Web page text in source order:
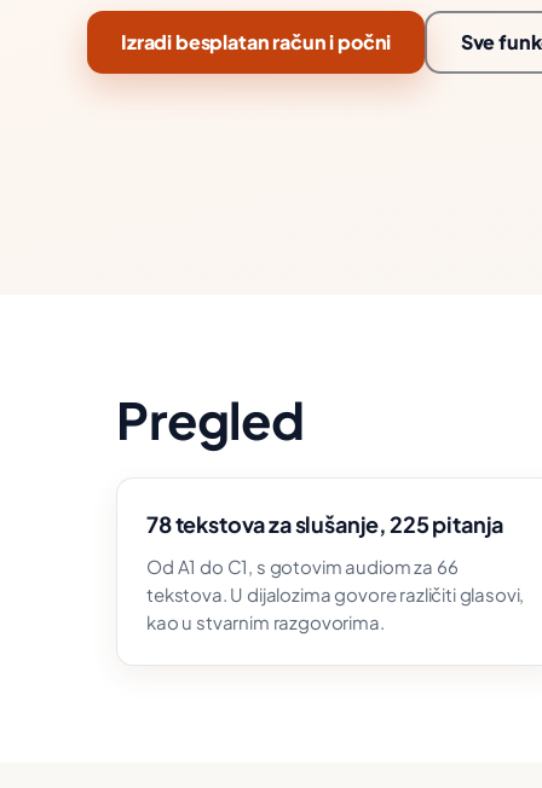
Izradi besplatan račun i počni Sve
Pregled
78 tekstova za slušanje, 225 pitanja
Od A1 do C1, s gotovim audiom za 66
tekstova. U dijalozima govore različiti glasovi,
kao u stvarnim razgovorima.